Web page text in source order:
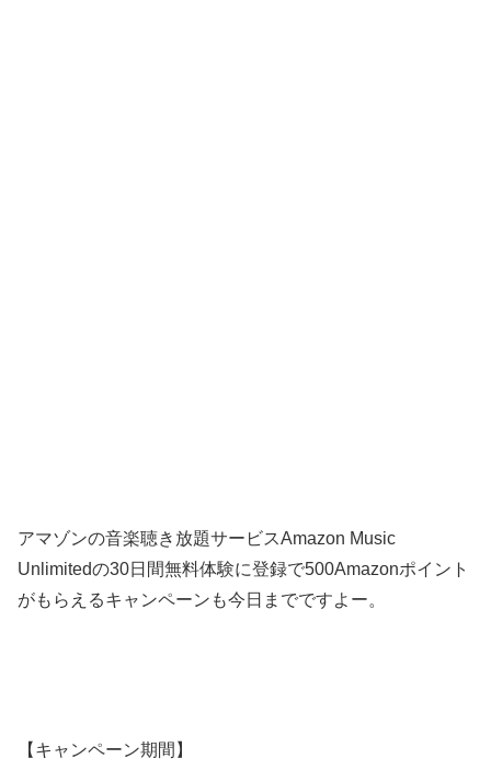
アマゾンの音楽聴き放題サービスAmazon Music
Unlimitedの30日間無料体験に登録で500Amazonポイント
がもらえるキャンペーンも今日までですよー。
【キャンペーン期間】